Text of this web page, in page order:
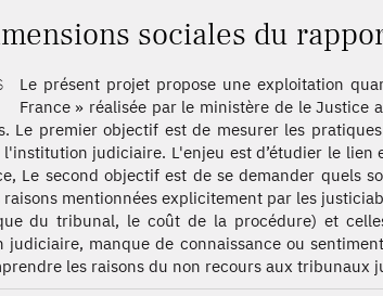
sociales du
Le présent projet propose une exploitation
France » réalisée par le ministère de le Justice
Le premier objectif est de mesurer les
judiciaire. L'enjeu est d’étudier le
Le second objectif est de se demander quels
mentionnées explicitement par les
du tribunal, le coût de la procédure) et
judiciaire, manque de connaissance ou
les raisons du non recours aux tribunaux